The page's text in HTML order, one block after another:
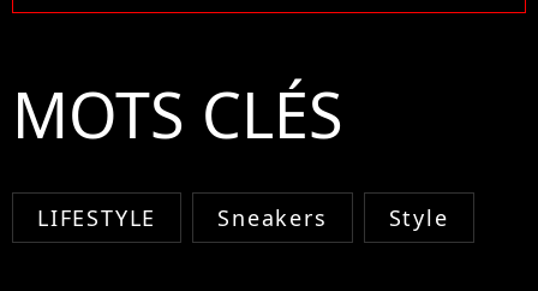
MOTS CLÉS
LIFESTYLE Sneakers Style